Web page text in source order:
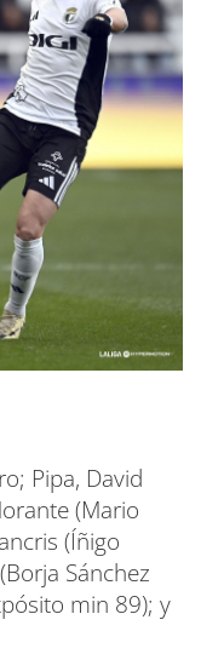
Pipa, David
(Mario
(Íñigo
Sánchez
min 89); y